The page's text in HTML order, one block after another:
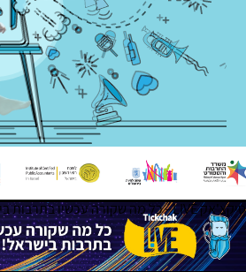
טיקצ'אק LIVE - כל מה שקורה עכשיו בתרבות בישראל